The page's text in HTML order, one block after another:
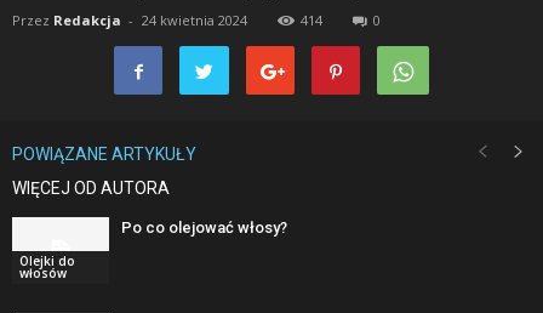
Przez Redakcja - 24 kwietnia 2024 414 0
POWIĄZANE ARTYKUŁY
WIĘCEJ OD AUTORA
Olejki do
włosów
Po co olejować włosy?